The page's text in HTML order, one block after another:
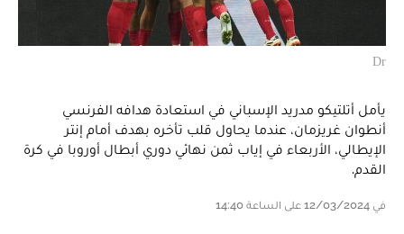
Dr
يأمل أتلتيكو مدريد الإسباني في استعادة هدافه الفرنسي
أنطوان غريزمان، عندما يحاول قلب تأخره بهدف أمام إنتر
الإيطالي، الأربعاء في إياب ثمن نهائي دوري أبطال أوروبا في كرة
القدم.
في 12/03/2024 على الساعة 14:40